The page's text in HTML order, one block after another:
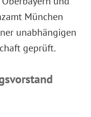
München
unabhängigen
geprüft.